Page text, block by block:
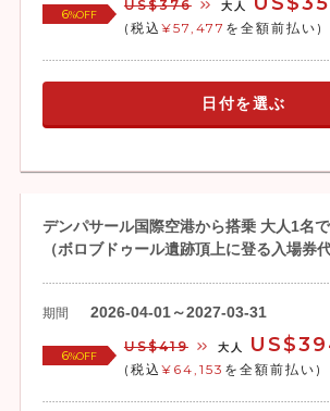
6%OFF
US$376 大人
(税込 ¥57,477 を全額前払い)
日付を選ぶ
デンパサール国際空港から搭乗 大人1名
（ボロブドゥール遺跡頂上に登る入場券代
期間 2026-04-01～2027-03-31
6%OFF
US$419 大人
(税込 ¥64,153 を全額前払い)